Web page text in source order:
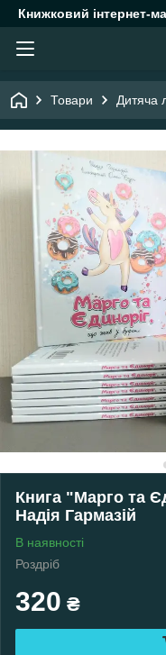
Книжковий інтернет-
Товари Дитяча
Книга "Марго та
Надія Гармазій
В наявності
Роздріб
320 ₴